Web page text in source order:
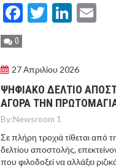
Facebook
Twitter
0
27 Απριλίου 2026
ΨΗΦΙΑΚΟ ΔΕΛΤΙΟ
ΑΓΟΡΑ ΤΗΝ
By:Newsroom 1
Σε πλήρη τροχιά τίθεται
δελτίου αποστολής,
που φιλοδοξεί να αλλάξει